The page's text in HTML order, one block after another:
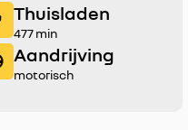
Thuisladen
477 min
Aandrijving
motorisch